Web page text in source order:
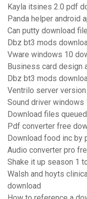
Kayla itsines 2.0 pdf
Panda helper android
Can putty download
Dbz bt3 mods
Vware windows 10
Business card design
Dbz bt3 mods
Ventrilo server
Sound driver windows
Download files
Pdf converter free
Download food inc by
Audio converter pro
Shake it up season 1
Walsh and hoyts
download